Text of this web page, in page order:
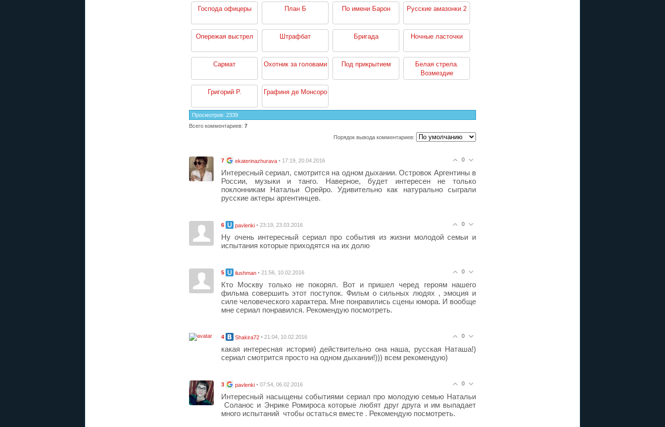
Господа офицеры План Б По имени Барон Русские амазонки 2
Опережая выстрел Штрафбат Бригада Ночные ласточки
Сармат Охотник за головами Под прикрытием
Белая стрела.
Возмездие
Григорий Р. Графиня де Монсоро
Просмотров: 2339
Всего комментариев: 7
Порядок вывода комментариев:
0
7 ekaterinazhurava • 17:19, 20.04.2016
Интересный сериал, смотрится на одном дыхании. Островок Аргентины в
России, музыки и танго. Наверное, будет интересен не только
поклонникам Натальи Орейро. Удивительно как натурально сыграли
русские актеры аргентинцев.
0
6 pavlenki • 23:19, 23.03.2016
Ну очень интересный сериал про события из жизни молодой семьи и
испытания которые приходятся на их долю
0
5 ilushman • 21:56, 10.02.2016
Кто Москву только не покорял. Вот и пришел черед героям нашего
фильма совершить этот поступок. Фильм о сильных людях , эмоция и
силе человеческого характера. Мне понравились сцены юмора. И вообще
мне сериал понравился. Рекомендую посмотреть.
0
4 Shakira72 • 21:04, 10.02.2016
какая интересная история) действительно она наша, русская Наташа!)
сериал смотрится просто на одном дыхании!))) всем рекомендую)
0
3 pavlenki • 07:54, 06.02.2016
Интересный насыщены событиями сериал про молодую семью Натальи
Соланос и Энрике Ромироса которые любят друг друга и им выпадает
много испытаний чтобы остаться вместе . Рекомендую посмотреть.